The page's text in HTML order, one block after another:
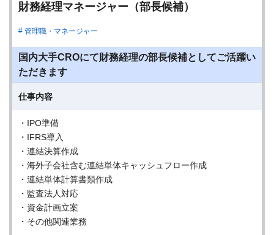
財務経理マネージャー（部長候補）
管理職・マネージャー
国内大手CROにて財務経理の部長候補としてご活躍い
ただきます
仕事内容
・IPO準備
・IFRS導入
・連結決算作成
・海外子会社含む連結単体キャッシュフロー作成
・連結単体計算書類作成
・監査法人対応
・資金計画立案
・その他関連業務